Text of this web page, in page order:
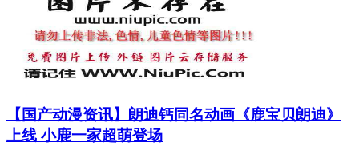
【国产动漫资讯】朗迪钙同名动画《鹿宝贝朗迪》
上线 小鹿一家超萌登场